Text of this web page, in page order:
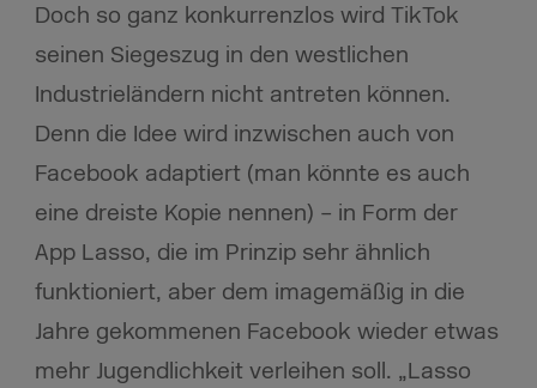
Doch so ganz konkurrenzlos wird TikTok
seinen Siegeszug in den westlichen
Industrieländern nicht antreten können.
Denn die Idee wird inzwischen auch von
Facebook adaptiert (man könnte es auch
eine dreiste Kopie nennen) – in Form der
App Lasso, die im Prinzip sehr ähnlich
funktioniert, aber dem imagemäßig in die
Jahre gekommenen Facebook wieder etwas
mehr Jugendlichkeit verleihen soll. „Lasso